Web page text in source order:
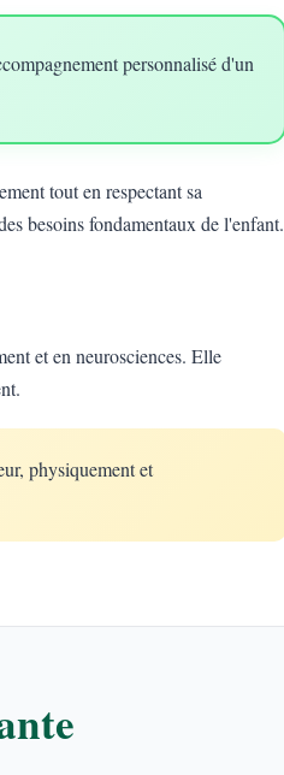
personnalisé d'un
tout en respectant sa
besoins fondamentaux de l'enfant.
et en neurosciences. Elle
physiquement et